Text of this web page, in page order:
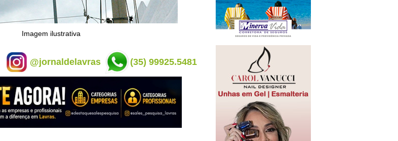
Imagem ilustrativa
@jornaldelavras (35) 99925.5481